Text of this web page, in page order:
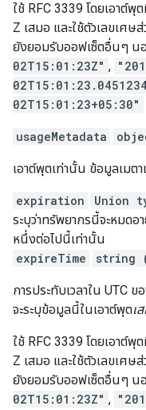
ใช้ RFC 3339 โดยเอาต์
Z เสมอ และใช้ตัวเลขเศ
ยังยอมรับออฟเซ็ตอื่นๆ น
02T15:01:23Z" ,
02T15:01:23+05:30"
usageMetadata
เอาต์พุตเท่านั้น ข้อมูลเมต
expiration
Union
ระบุว่าทรัพยากรนี้จะหมดอ
หนึ่งต่อไปนี้เท่านั้น
expireTime
string
การประทับเวลาใน UTC
จะระบุข้อมูลนี้ในเอาต์พุตเ
ใช้ RFC 3339 โดยเอาต์
Z เสมอ และใช้ตัวเลขเศ
ยังยอมรับออฟเซ็ตอื่นๆ น
02T15:01:23Z" ,